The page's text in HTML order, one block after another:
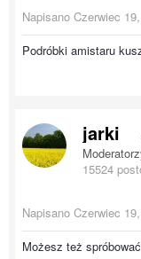
Napisano Czerwiec
Podróbki amistaru
jarki
15524
Napisano Czerwiec
Możesz też